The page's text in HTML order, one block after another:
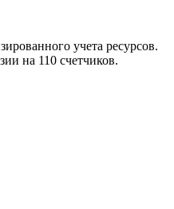
учета ресурсов.
на 110 счетчиков.